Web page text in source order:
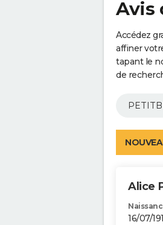
Avis
Accédez
affiner
tapant le
de
Alice
16/07/